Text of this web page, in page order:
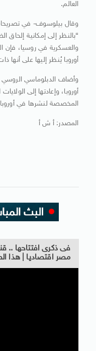
العالم.
وقال بيلوسوف- في تصريحات
“بالنظر إلى إمكانية إلحاق
والعسكرية في روسيا، فإن
أوروبا يُنظر إليها على أنها
وأضاف الدبلوماسي
أوروبا، وإعادتها إلى
المخصصة لنشرها في
المصدر: أ ش أ
فى ذكرى افتتاحها ..
مصر اقتصاديا | هذا